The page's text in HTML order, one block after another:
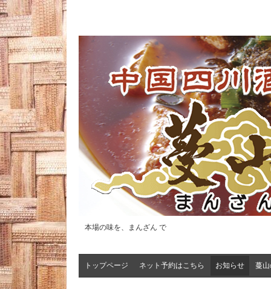
本場の味を、まんざん で
トップページ ネット予約はこちら お知らせ 蔓